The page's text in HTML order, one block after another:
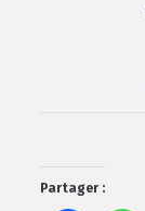
Partager :